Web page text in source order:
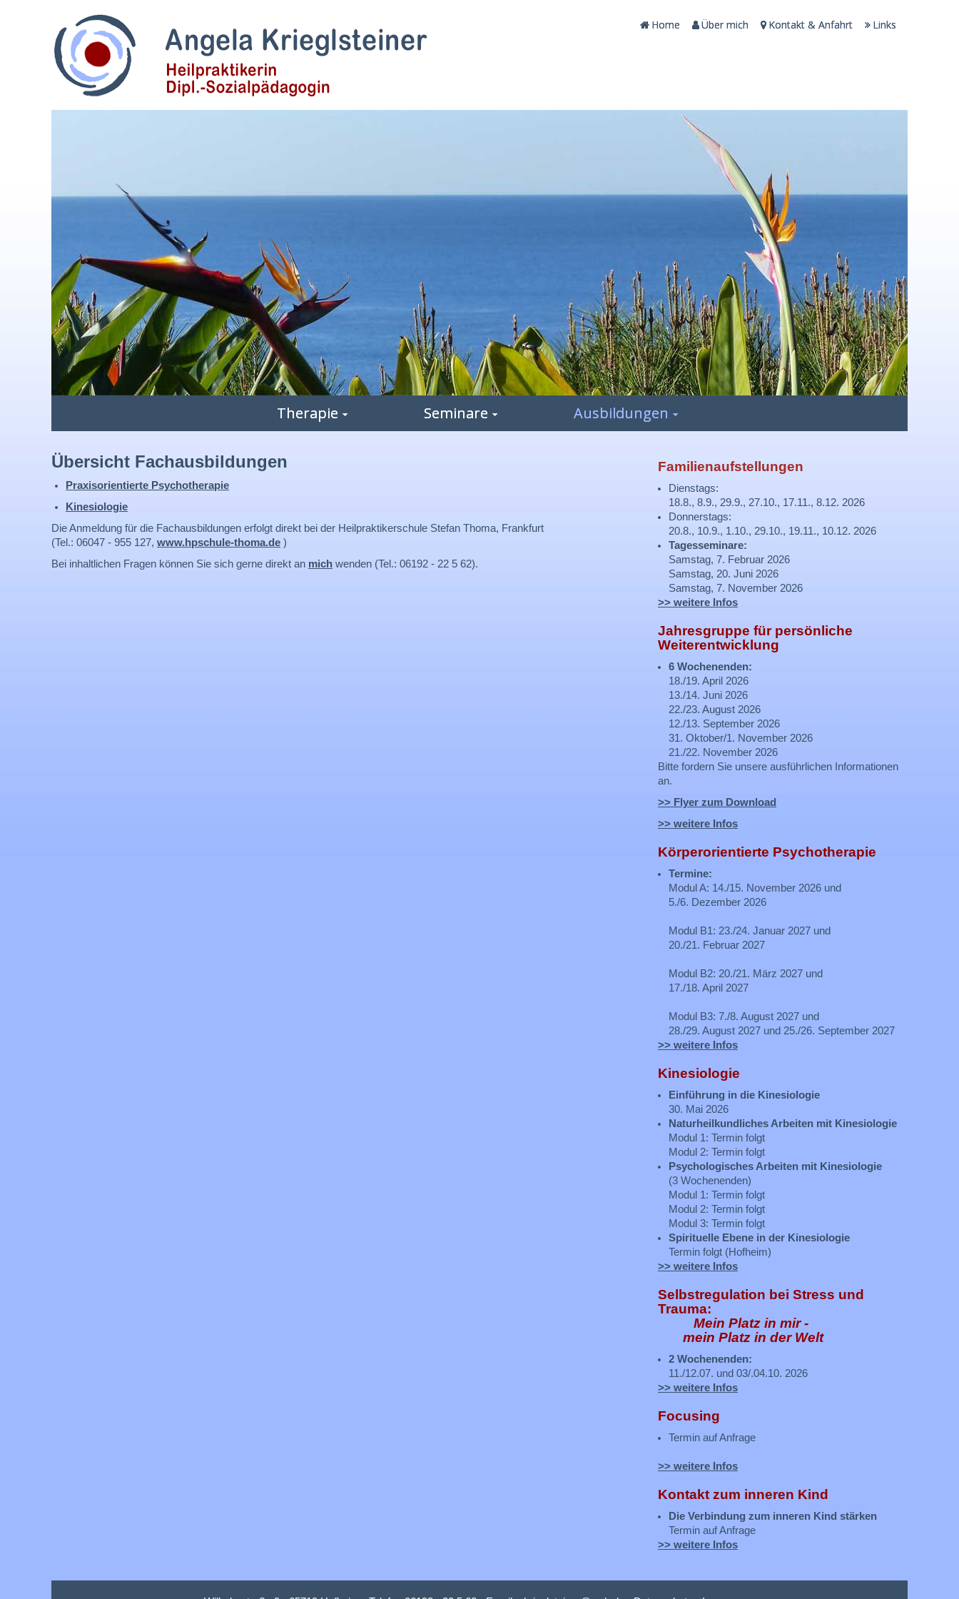
Home Über mich Kontakt & Anfahrt Links
Therapie Seminare Ausbildungen
Übersicht Fachausbildungen
Praxisorientierte Psychotherapie
Kinesiologie
Die Anmeldung für die Fachausbildungen erfolgt direkt bei der Heilpraktikerschule Stefan Thoma, Frankfurt
(Tel.: 06047 - 955 127, www.hpschule-thoma.de )
Bei inhaltlichen Fragen können Sie sich gerne direkt an mich wenden (Tel.: 06192 - 22 5 62).
Familienaufstellungen
Dienstags:
18.8., 8.9., 29.9., 27.10., 17.11., 8.12. 2026
Donnerstags:
20.8., 10.9., 1.10., 29.10., 19.11., 10.12. 2026
Tagesseminare:
Samstag, 7. Februar 2026
Samstag, 20. Juni 2026
Samstag, 7. November 2026
>> weitere Infos
Jahresgruppe für persönliche
Weiterentwicklung
6 Wochenenden:
18./19. April 2026
13./14. Juni 2026
22./23. August 2026
12./13. September 2026
31. Oktober/1. November 2026
21./22. November 2026
Bitte fordern Sie unsere ausführlichen Informationen
an.
>> Flyer zum Download
>> weitere Infos
Körperorientierte Psychotherapie
Termine:
Modul A: 14./15. November 2026 und
5./6. Dezember 2026
Modul B1: 23./24. Januar 2027 und
20./21. Februar 2027
Modul B2: 20./21. März 2027 und
17./18. April 2027
Modul B3: 7./8. August 2027 und
28./29. August 2027 und 25./26. September 2027
>> weitere Infos
Kinesiologie
Einführung in die Kinesiologie
30. Mai 2026
Naturheilkundliches Arbeiten mit Kinesiologie
Modul 1: Termin folgt
Modul 2: Termin folgt
Psychologisches Arbeiten mit Kinesiologie
(3 Wochenenden)
Modul 1: Termin folgt
Modul 2: Termin folgt
Modul 3: Termin folgt
Spirituelle Ebene in der Kinesiologie
Termin folgt (Hofheim)
>> weitere Infos
Selbstregulation bei Stress und
Trauma:
Mein Platz in mir -
mein Platz in der Welt
2 Wochenenden:
11./12.07. und 03/.04.10. 2026
>> weitere Infos
Focusing
Termin auf Anfrage
>> weitere Infos
Kontakt zum inneren Kind
Die Verbindung zum inneren Kind stärken
Termin auf Anfrage
>> weitere Infos